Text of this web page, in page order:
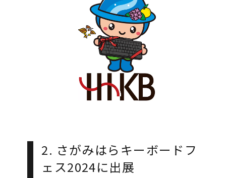
2. さがみはらキーボードフ
ェス2024に出展